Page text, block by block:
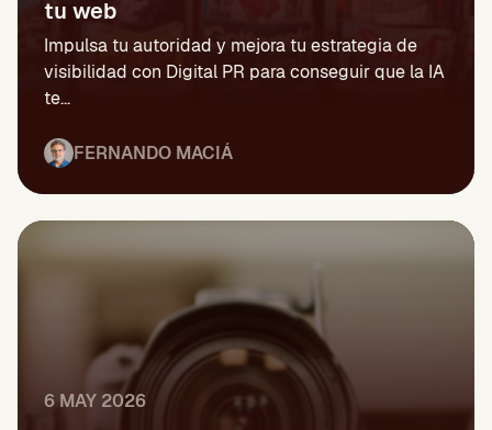
tu web
Impulsa tu autoridad y mejora tu estrategia de
visibilidad con Digital PR para conseguir que la IA
te...
FERNANDO MACIÁ
6 MAY 2026